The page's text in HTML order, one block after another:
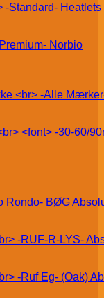
Heatlets
Norbio